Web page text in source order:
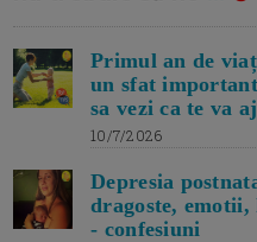
Primul an de
un sfat
sa vezi ca te va
10/7/2026
Depresia
dragoste, emotii,
- confesiuni